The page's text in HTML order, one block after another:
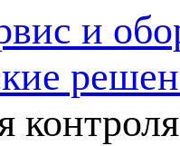
и